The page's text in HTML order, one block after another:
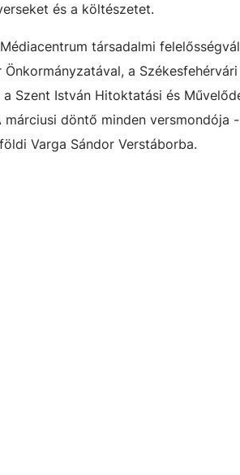
és a költészetet.
társadalmi
a
Szent István Hitoktatási és
márciusi döntő minden versmondója
Varga Sándor Verstáborba.